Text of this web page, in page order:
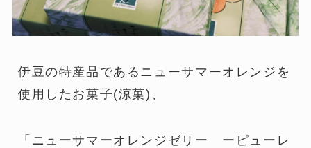
伊豆の特産品であるニューサマーオレンジを
使用したお菓子(涼菓)、
「ニューサマーオレンジゼリー ーピューレ